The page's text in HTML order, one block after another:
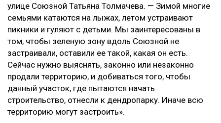
улице Союзной Татьяна Толмачева. — Зимой многие
семьями катаются на лыжах, летом устраивают
пикники и гуляют с детьми. Мы заинтересованы в
том, чтобы зеленую зону вдоль Союзной не
застраивали, оставили ее такой, какая он есть.
Сейчас нужно выяснять, законно или незаконно
продали территорию, и добиваться того, чтобы
данный участок, где пытаются начать
строительство, отнесли к дендропарку. Иначе всю
территорию могут застроить».